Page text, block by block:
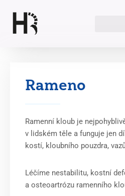
Přeskočit
Rameno
Ramenní kloub je
v lidském těle a funguje jen
kostí, kloubního pouzdra,
Léčíme nestabilitu, kostní
a osteoartrózu ramenního